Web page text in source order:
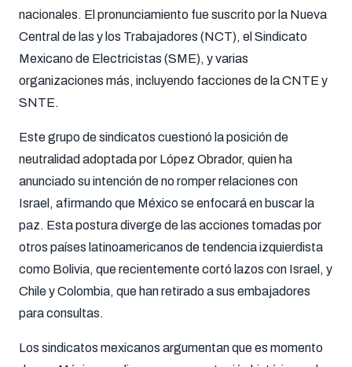
nacionales. El pronunciamiento fue suscrito por la Nueva
Central de las y los Trabajadores (NCT), el Sindicato
Mexicano de Electricistas (SME), y varias
organizaciones más, incluyendo facciones de la CNTE y
SNTE.
Este grupo de sindicatos cuestionó la posición de
neutralidad adoptada por López Obrador, quien ha
anunciado su intención de no romper relaciones con
Israel, afirmando que México se enfocará en buscar la
paz. Esta postura diverge de las acciones tomadas por
otros países latinoamericanos de tendencia izquierdista
como Bolivia, que recientemente cortó lazos con Israel, y
Chile y Colombia, que han retirado a sus embajadores
para consultas.
Los sindicatos mexicanos argumentan que es momento